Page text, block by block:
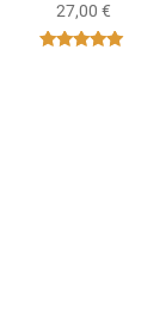
27,00 €